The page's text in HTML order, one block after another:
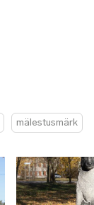
mälestusmärk